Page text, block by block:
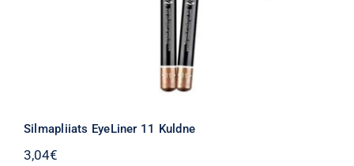
Silmapliiats EyeLiner 11 Kuldne
3,04€